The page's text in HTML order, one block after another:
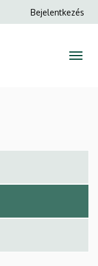
Anonim
Bejelentkezés